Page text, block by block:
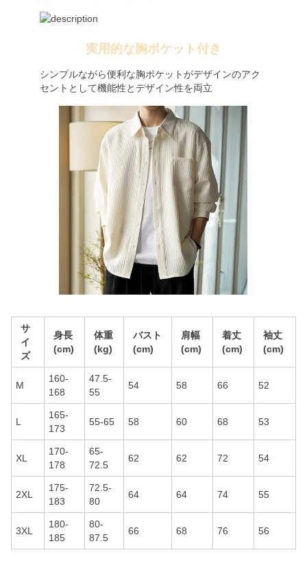
実用的な胸ポケット付き
シンプルながら便利な胸ポケットがデザインのアク
セントとして機能性とデザイン性を両立
サ
イ
ズ
身長
(cm)
体重
(kg)
バスト
(cm)
肩幅
(cm)
着丈
(cm)
袖丈
(cm)
M
160-
168
47.5-
55
54 58 66 52
L
165-
173
55-65 58 60 68 53
XL
170-
178
65-
72.5
62 62 72 54
2XL
175-
183
72.5-
80
64 64 74 55
3XL
180-
185
80-
87.5
66 68 76 56